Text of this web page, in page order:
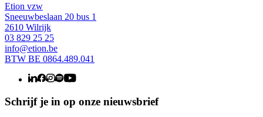
Etion vzw
Sneeuwbeslaan 20 bus 1
2610 Wilrijk
03 829 25 25
info@etion.be
BTW BE 0864.489.041
Schrijf je in op onze nieuwsbrief